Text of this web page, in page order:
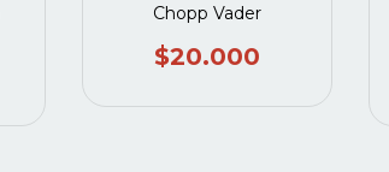
Chopp Vader
$20.000